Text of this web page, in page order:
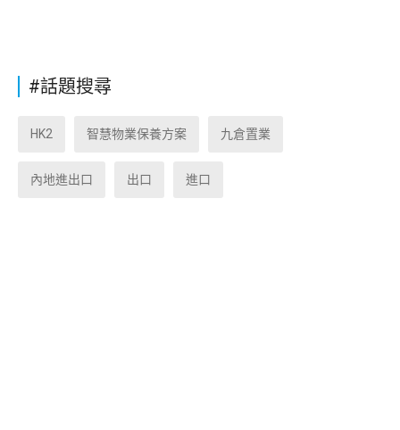
#話題搜尋
HK2 智慧物業保養方案 九倉置業
內地進出口 出口 進口